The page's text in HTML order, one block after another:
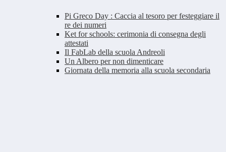
Pi Greco Day : Caccia al tesoro per festeggiare il
re dei numeri
Ket for schools: cerimonia di consegna degli
attestati
Il FabLab della scuola Andreoli
Un Albero per non dimenticare
Giornata della memoria alla scuola secondaria